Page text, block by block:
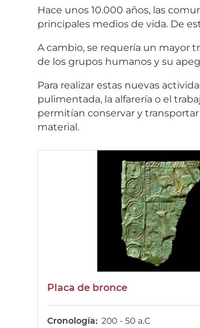
Hace unos 10.000 años, las
principales medios de vida. De
A cambio, se requería un mayor
de los grupos humanos y su
Para realizar estas nuevas
pulimentada, la alfarería o el
permitían conservar y
material.
Placa de bronce
Cronología
200 - 50 a.C